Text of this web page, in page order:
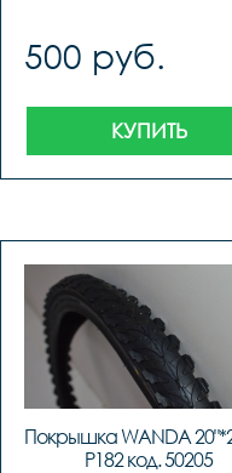
500 руб.
КУПИТЬ
Покрышка WANDA
P182 код. 50205